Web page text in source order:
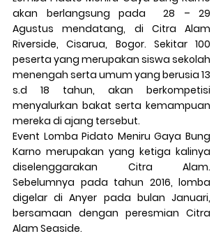
akan berlangsung pada  28 – 29
Agustus mendatang, di Citra Alam
Riverside, Cisarua, Bogor. Sekitar 100
peserta yang merupakan siswa sekolah
menengah serta umum yang berusia 13
s.d 18 tahun, akan berkompetisi
menyalurkan bakat serta kemampuan
mereka di ajang tersebut.
Event Lomba Pidato Meniru Gaya Bung
Karno merupakan yang ketiga kalinya
diselenggarakan Citra Alam.
Sebelumnya pada tahun 2016, lomba
digelar di Anyer pada bulan Januari,
bersamaan dengan peresmian Citra
Alam Seaside.